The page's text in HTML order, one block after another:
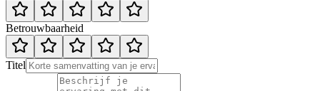
Betrouwbaarheid
Titel